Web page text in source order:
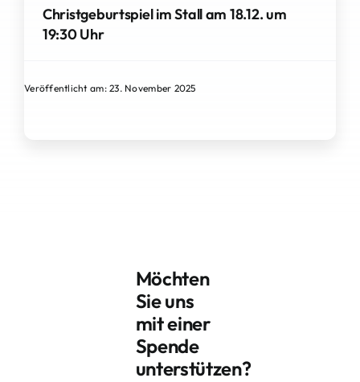
Christgeburtspiel im Stall am 18.12. um
19:30 Uhr
Veröffentlicht am: 23. November 2025
Möchten
Sie uns
mit einer
Spende
unterstützen?